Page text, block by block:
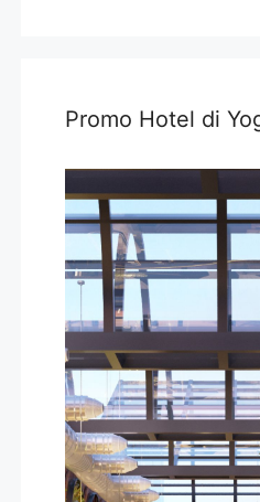
Promo Hotel di